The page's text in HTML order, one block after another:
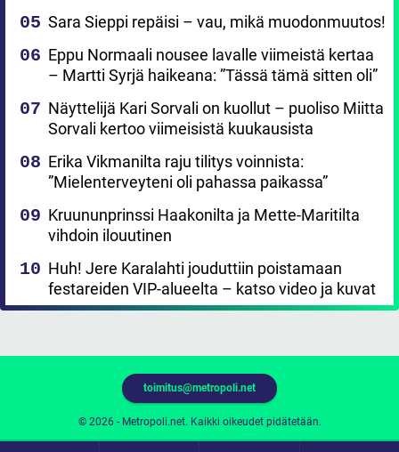
Sara Sieppi repäisi – vau, mikä muodonmuutos!
Eppu Normaali nousee lavalle viimeistä kertaa
– Martti Syrjä haikeana: ”Tässä tämä sitten oli”
Näyttelijä Kari Sorvali on kuollut – puoliso Miitta
Sorvali kertoo viimeisistä kuukausista
Erika Vikmanilta raju tilitys voinnista:
”Mielenterveyteni oli pahassa paikassa”
Kruununprinssi Haakonilta ja Mette-Maritilta
vihdoin ilouutinen
Huh! Jere Karalahti jouduttiin poistamaan
festareiden VIP-alueelta – katso video ja kuvat
© 2026 - Metropoli.net. Kaikki oikeudet pidätetään.
toimitus@metropoli.net